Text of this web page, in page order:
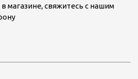
магазине, свяжитесь с нашим